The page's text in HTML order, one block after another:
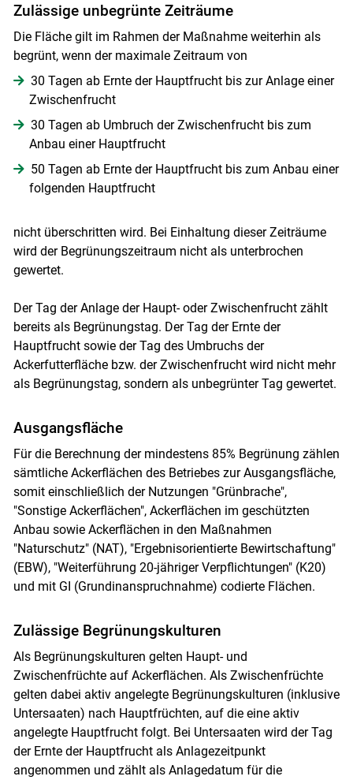
Zulässige unbegrünte Zeiträume
Die Fläche gilt im Rahmen der Maßnahme weiterhin als
begrünt, wenn der maximale Zeitraum von
30 Tagen ab Ernte der Hauptfrucht bis zur Anlage einer
Zwischenfrucht
30 Tagen ab Umbruch der Zwischenfrucht bis zum
Anbau einer Hauptfrucht
50 Tagen ab Ernte der Hauptfrucht bis zum Anbau einer
folgenden Hauptfrucht
nicht überschritten wird. Bei Einhaltung dieser Zeiträume
wird der Begrünungszeitraum nicht als unterbrochen
gewertet.
Der Tag der Anlage der Haupt- oder Zwischenfrucht zählt
bereits als Begrünungstag. Der Tag der Ernte der
Hauptfrucht sowie der Tag des Umbruchs der
Ackerfutterfläche bzw. der Zwischenfrucht wird nicht mehr
als Begrünungstag, sondern als unbegrünter Tag gewertet.
Ausgangsfläche
Für die Berechnung der mindestens 85% Begrünung zählen
sämtliche Ackerflächen des Betriebes zur Ausgangsfläche,
somit einschließlich der Nutzungen "Grünbrache",
"Sonstige Ackerflächen", Ackerflächen im geschützten
Anbau sowie Ackerflächen in den Maßnahmen
"Naturschutz" (NAT), "Ergebnisorientierte Bewirtschaftung"
(EBW), "Weiterführung 20-jähriger Verpflichtungen" (K20)
und mit GI (Grundinanspruchnahme) codierte Flächen.
Zulässige Begrünungskulturen
Als Begrünungskulturen gelten Haupt- und
Zwischenfrüchte auf Ackerflächen. Als Zwischenfrüchte
gelten dabei aktiv angelegte Begrünungskulturen (inklusive
Untersaaten) nach Hauptfrüchten, auf die eine aktiv
angelegte Hauptfrucht folgt. Bei Untersaaten wird der Tag
der Ernte der Hauptfrucht als Anlagezeitpunkt
angenommen und zählt als Anlagedatum für die